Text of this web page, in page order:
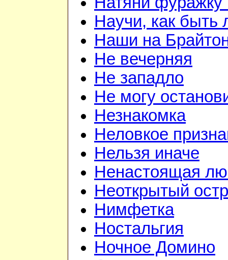
Научи, как
Наши на
Не вечерняя
Не западло
Не могу
Незнакомка
Неловкое
Нельзя иначе
Ненастоящая
Неоткрытый
Нимфетка
Ностальгия
Ночное Домино